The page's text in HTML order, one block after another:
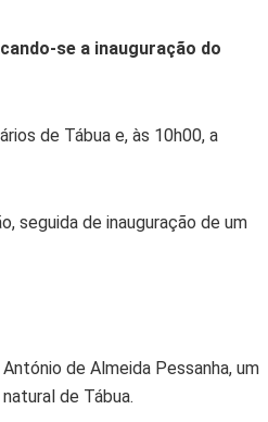
se a inauguração do
de Tábua e, às 10h00, a
seguida de inauguração de um
de Almeida Pessanha, um
de Tábua.